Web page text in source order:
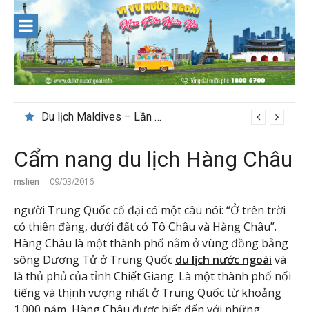
content
Du lịch Maldives – Lần đầu nên đi đâu, chơi gì?
Cẩm nang du lịch Hàng Châu
mslien 09/03/2016
người Trung Quốc cổ đại có một câu nói: “Ở trên trời
có thiên đàng, dưới đất có Tô Châu và Hàng Châu”.
Hàng Châu là một thành phố nằm ở vùng đồng bằng
sông Dương Tử ở Trung Quốc du lịch nước ngoài và
là thủ phủ của tỉnh Chiết Giang. Là một thành phố nổi
tiếng và thịnh vượng nhất ở Trung Quốc từ khoảng